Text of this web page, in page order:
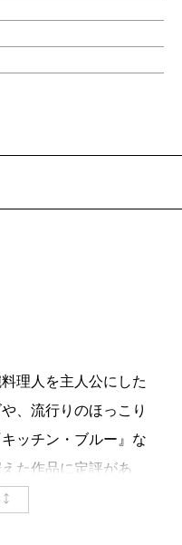
理人を主人公にした
、流行りのほっこり
ッチン・ブルー』な
た作品に定評があ
右田に悪役は似合わな